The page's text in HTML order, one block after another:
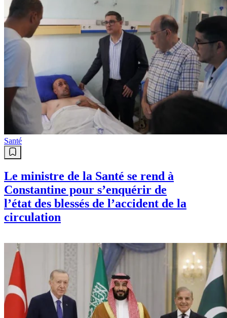
Santé
Le ministre de la Santé se rend à
Constantine pour s’enquérir de
l’état des blessés de l’accident de la
circulation